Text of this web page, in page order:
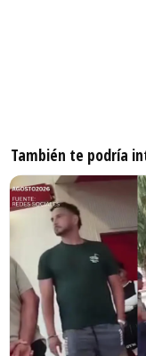
También te podría